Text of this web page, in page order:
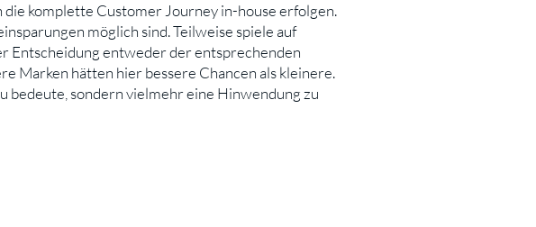
komplette Customer Journey in-house erfolgen.
möglich sind. Teilweise spiele auf
Entscheidung entweder der entsprechenden
Marken hätten hier bessere Chancen als kleinere.
bedeute, sondern vielmehr eine Hinwendung zu